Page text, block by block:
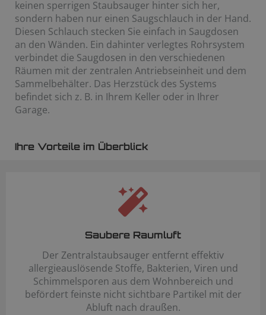
keinen sperrigen Staubsauger hinter sich her,
sondern haben nur einen Saugschlauch in der Hand.
Diesen Schlauch stecken Sie einfach in Saugdosen
an den Wänden. Ein dahinter verlegtes Rohrsystem
verbindet die Saugdosen in den verschiedenen
Räumen mit der zentralen Antriebseinheit und dem
Sammelbehälter. Das Herzstück des Systems
befindet sich z. B. in Ihrem Keller oder in Ihrer
Garage.
Ihre Vorteile im Überblick
Saubere Raumluft
Der Zentralstaubsauger entfernt effektiv
allergieauslösende Stoffe, Bakterien, Viren und
Schimmelsporen aus dem Wohnbereich und
befördert feinste nicht sichtbare Partikel mit der
Abluft nach draußen.